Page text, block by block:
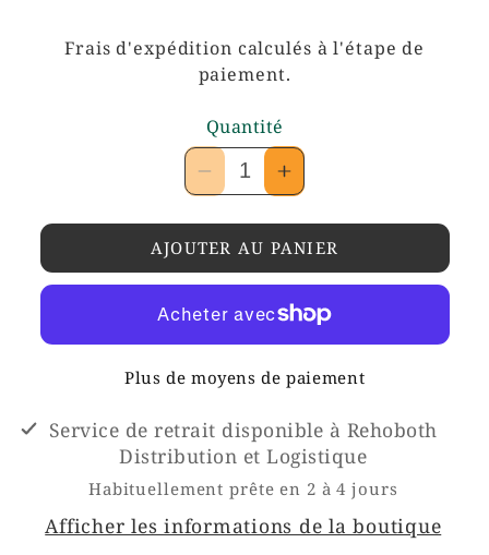
Frais d'expédition calculés à l'étape de
paiement.
Quantité
Réduire
quantité
de
de
maïs(Kabato)
avec
Augmenter
quantité
de
Poudre
de
maïs(Kabato)
avec
AJOUTER AU PANIER
Plus de moyens de paiement
Service de retrait disponible à Rehoboth
Distribution et Logistique
Habituellement prête en 2 à 4 jours
Afficher les informations de la boutique